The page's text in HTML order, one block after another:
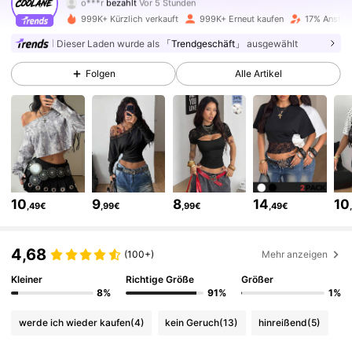
r***histVor 4 Stundengefolgt
946K Follower
4,84 946K Follower
4,84 946K Follower
4,84 946K Follower
999K+ Kürzlich verkauft 999K+ Erneut kaufen 17%
Dieser Laden wurde als 「Trendgeschäft」 ausgewählt
Folgen Alle Artikel
10,49€ 9,99€ 8,99€ 14,49€ 10
4,68 (100+) Mehr anzeigen
Kleiner
8%
Richtige Größe
91%
Größer
1%
werde ich wieder kaufen(4) kein Geruch(13) hinreißend(5)